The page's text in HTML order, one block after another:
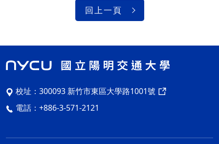
回上一頁
校址： 300093 新竹市東區大學路1001號
電話： +886-3-571-2121